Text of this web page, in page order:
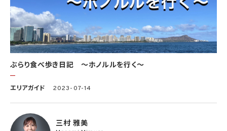
ぶらり食べ歩き日記 〜ホノルルを行く〜
エリアガイド 2023-07-14
三村 雅美